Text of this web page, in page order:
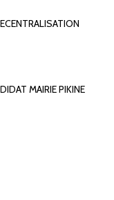
MAIRIE PIKINE